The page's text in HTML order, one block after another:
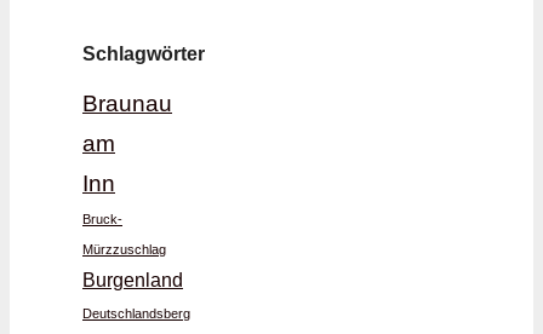
Schlagwörter
Braunau
am
Inn
Bruck-
Mürzzuschlag
Burgenland
Deutschlandsberg